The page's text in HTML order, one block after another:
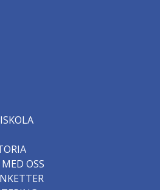
OSS